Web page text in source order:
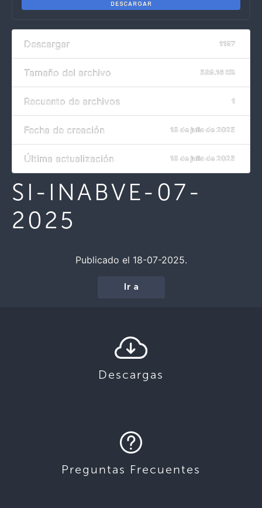
DESCARGAR
Descargar 1197
Tamaño del archivo 589.16 KB
Recuento de archivos 1
Fecha de creación 18 de julio de 2025
Última actualización 18 de julio de 2025
SI-INABVE-07-
2025
Publicado el 18-07-2025.
Ir a
Descargas
Preguntas Frecuentes